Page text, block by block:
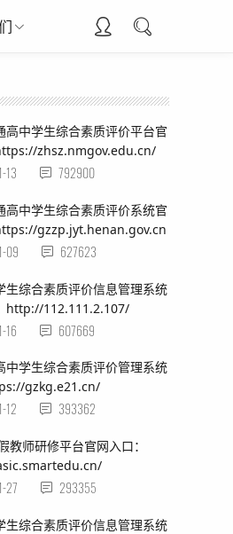
高中学生综合素质评价平台官
zhsz.nmgov.edu.cn/
13 792900
高中学生综合素质评价系统官
gzzp.jyt.henan.gov.cn
09 627623
生综合素质评价信息管理系统
http://112.111.2.107/
16 607669
中学生综合素质评价管理系统
gzkg.e21.cn/
12 393362
教师研修平台官网入口：
27 293355
生综合素质评价信息管理系统